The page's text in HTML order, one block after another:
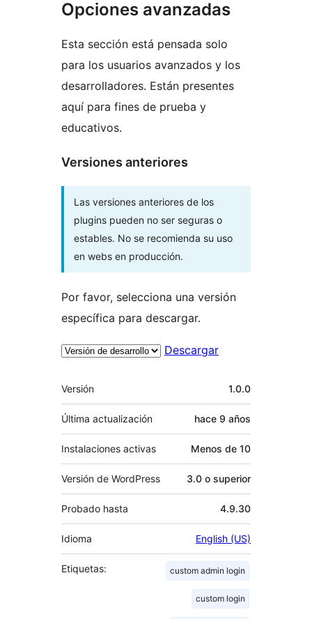
Opciones avanzadas
Esta sección está pensada solo
para los usuarios avanzados y los
desarrolladores. Están presentes
aquí para fines de prueba y
educativos.
Versiones anteriores
Las versiones anteriores de los
plugins pueden no ser seguras o
estables. No se recomienda su uso
en webs en producción.
Por favor, selecciona una versión
específica para descargar.
Descargar
Meta
Versión 1.0.0
Última actualización hace 9 años
Instalaciones activas Menos de 10
Versión de WordPress 3.0 o superior
Probado hasta 4.9.30
Idioma English (US)
Etiquetas: custom admin login
custom login